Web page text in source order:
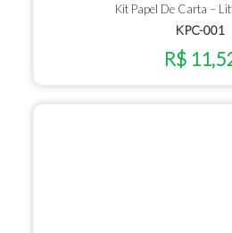
Kit Papel De Carta –
KPC-001
R$